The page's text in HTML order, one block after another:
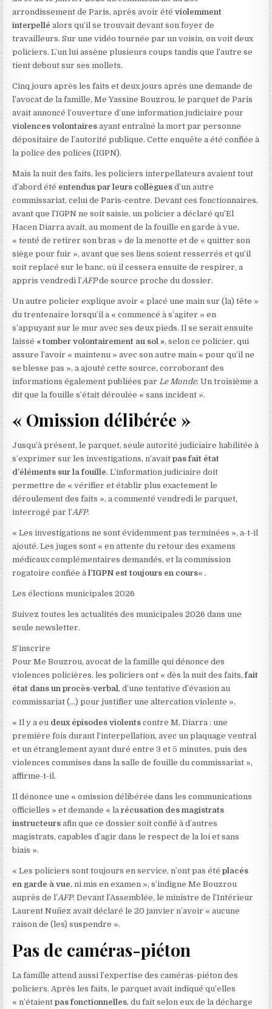
arrondissement de Paris, après avoir étéviolemment
interpellé alors qu’il se trouvait devant son foyer de
travailleurs. Sur une vidéo tournée par un voisin, on voit deux
policiers. L’un lui assène plusieurs coups tandis que l’autre se
tient debout sur ses mollets.
Cinq jours après les faits et deux jours après une demande de
l’avocat de la famille, Me Yassine Bouzrou, le parquet de Paris
avait annoncé l’ouverture d’une information judiciaire pour
violences volontaires ayant entraîné la mort par personne
dépositaire de l’autorité publique. Cette enquête a été confiée à
la police des polices (IGPN).
Mais la nuit des faits, les policiers interpellateurs avaient tout
d’abord été entendus par leurs collègues d’un autre
commissariat, celui de Paris-centre. Devant ces fonctionnaires,
avant que l’IGPN ne soit saisie, un policier a déclaré qu’El
Hacen Diarra avait, au moment de la fouille en garde à vue,
« tenté de retirer son bras » de la menotte et de « quitter son
siège pour fuir », avant que ses liens soient resserrés et qu’il
soit replacé sur le banc, où il cessera ensuite de respirer, a
appris vendredi l’AFPde source proche du dossier.
Un autre policier explique avoir « placé une main sur (la) tête »
du trentenaire lorsqu’il a « commencé à s’agiter » en
s’appuyant sur le mur avec ses deux pieds. Il se serait ensuite
laissé « tomber volontairement au sol », selon ce policier, qui
assure l’avoir « maintenu » avec son autre main « pour qu’il ne
se blesse pas », a ajouté cette source, corroborant des
informations également publiées par Le Monde. Un troisième a
dit que la fouille s’était déroulée « sans incident ».
« Omission délibérée »
Jusqu’à présent, le parquet, seule autorité judiciaire habilitée à
s’exprimer sur les investigations, n’avaitpas fait état
d’éléments sur la fouille. L’information judiciaire doit
permettre de « vérifier et établir plus exactement le
déroulement des faits », a commenté vendredi le parquet,
interrogé par l’AFP.
« Les investigations ne sont évidemment pas terminées », a-t-il
ajouté. Les juges sont « en attente du retour des examens
médicaux complémentaires demandés, et la commission
rogatoire confiée àl’IGPN est toujours en cours« .
Les élections municipales 2026
Suivez toutes les actualités des municipales 2026 dans une
seule newsletter.
S’inscrire
Pour Me Bouzrou, avocat de la famille qui dénonce des
violences policières, les policiers ont « dès la nuit des faits,fait
état dans un procès-verbal, d’une tentative d’évasion au
commissariat (…) pour justifier une altercation violente ».
« Il y a eu deux épisodes violents contre M. Diarra : une
première fois durant l’interpellation, avec un plaquage ventral
et un étranglement ayant duré entre 3 et 5 minutes, puis des
violences commises dans la salle de fouille du commissariat »,
affirme-t-il.
Il dénonce une « omission délibérée dans les communications
officielles » et demande « larécusation des magistrats
instructeurs afin que ce dossier soit confié à d’autres
magistrats, capables d’agir dans le respect de la loi et sans
biais ».
« Les policiers sont toujours en service, n’ont pas étéplacés
en garde à vue, ni mis en examen », s’indigne Me Bouzrou
auprès de l’AFP. Devant l’Assemblée, le ministre de l’Intérieur
Laurent Nuñez avait déclaré le 20 janvier n’avoir « aucune
raison de (les) suspendre ».
Pas de caméras-piéton
La famille attend aussi l’expertise des caméras-piéton des
policiers. Après les faits, le parquet avait indiqué qu’elles
« n’étaientpas fonctionnelles, du fait selon eux de la décharge